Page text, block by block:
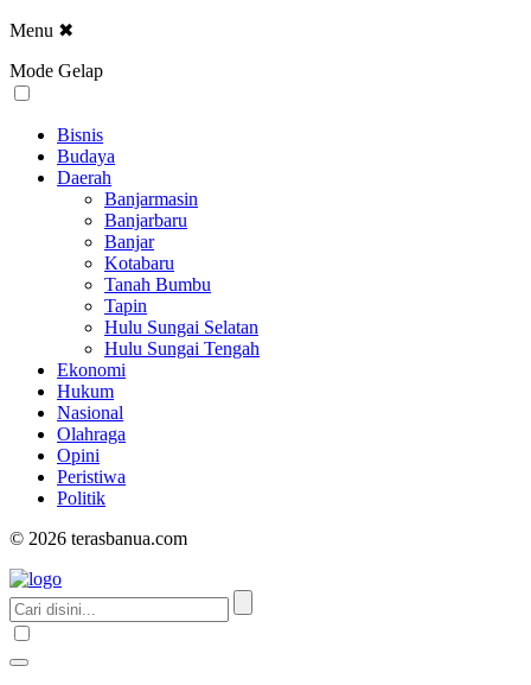
Menu ✖
Mode Gelap
Bisnis
Budaya
Daerah
Banjarmasin
Banjarbaru
Banjar
Kotabaru
Tanah Bumbu
Tapin
Hulu Sungai Selatan
Hulu Sungai Tengah
Ekonomi
Hukum
Nasional
Olahraga
Opini
Peristiwa
Politik
© 2026 terasbanua.com